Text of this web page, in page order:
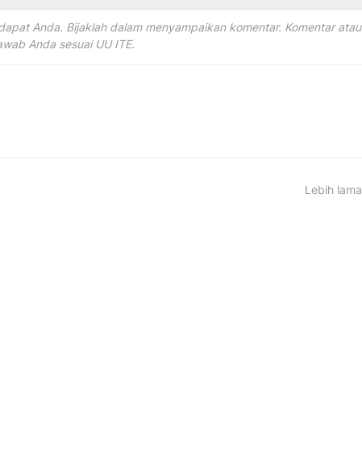
Anda. Bijaklah dalam menyampaikan komentar. Komentar atau
Anda sesuai UU ITE.
Lebih lama